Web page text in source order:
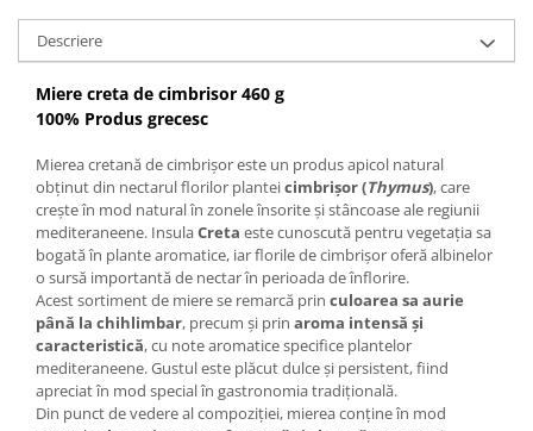
Descriere
Miere creta de cimbrisor 460 g
100% Produs grecesc
Mierea cretană de cimbrișor este un produs apicol natural
obținut din nectarul florilor planteicimbrișor (Thymus), care
crește în mod natural în zonele însorite și stâncoase ale regiunii
mediteraneene. InsulaCreta este cunoscută pentru vegetația sa
bogată în plante aromatice, iar florile de cimbrișor oferă albinelor
o sursă importantă de nectar în perioada de înflorire.
Acest sortiment de miere se remarcă prin culoarea sa aurie
până la chihlimbar, precum și prin aroma intensă și
caracteristică, cu note aromatice specifice plantelor
mediteraneene. Gustul este plăcut dulce și persistent, fiind
apreciat în mod special în gastronomia tradițională.
Din punct de vedere al compoziției, mierea conține în mod